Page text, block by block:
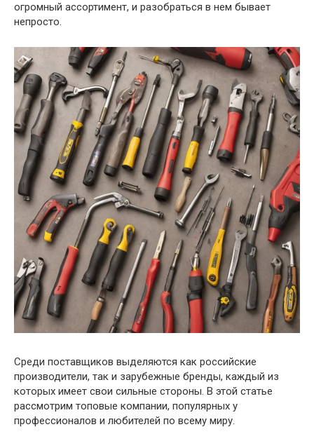
огромный ассортимент, и разобраться в нем бывает
непросто.
Среди поставщиков выделяются как российские
производители, так и зарубежные бренды, каждый из
которых имеет свои сильные стороны. В этой статье
рассмотрим топовые компании, популярных у
профессионалов и любителей по всему миру.